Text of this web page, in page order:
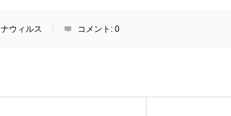
ウィルス コメント: 0